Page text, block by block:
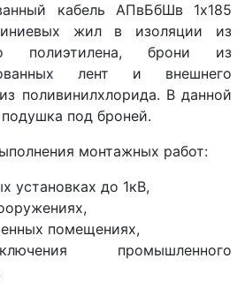
кабель АПвБбШв 1x185
жил в изоляции из
полиэтилена, брони из
лент и внешнего
поливинилхлорида. В данной
под броней.
монтажных работ:
установках до 1кВ,
помещениях,
промышленного